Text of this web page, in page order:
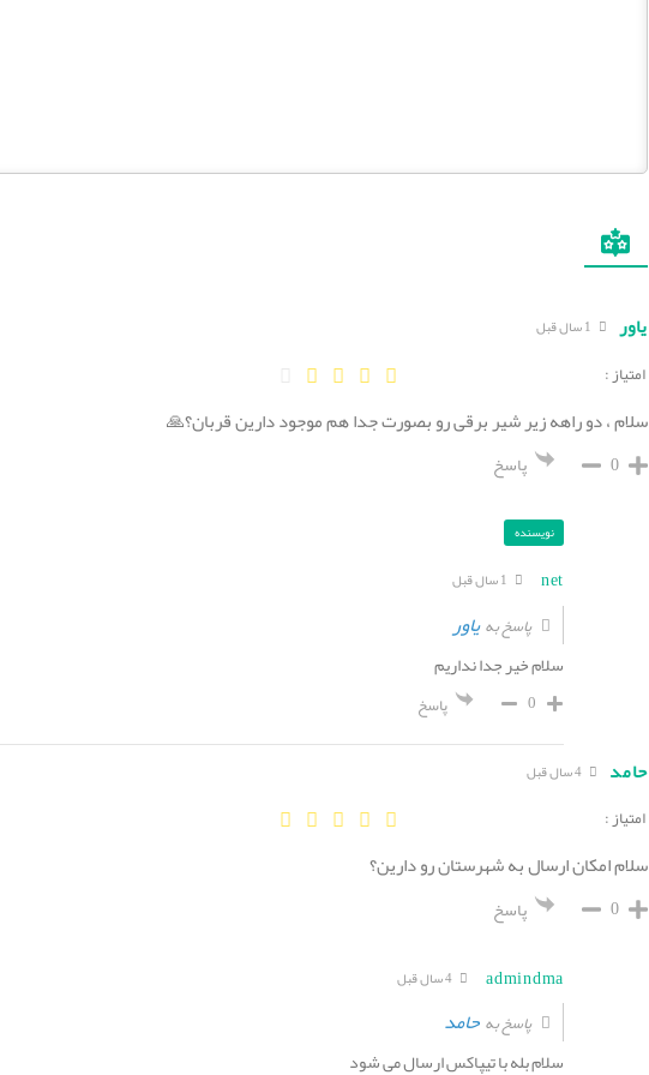
یاور
امتیاز :
سلام ، دو راهه زیر شیر برقی رو بصورت جدا هم موجود دارین قربان؟🙏
0 پاسخ
نویسنده
net
پاسخ بهیاور
سلام خیر جدا نداریم
0 پاسخ
حامد
امتیاز :
سلام امکان ارسال به شهرستان رو دارین؟
0 پاسخ
admindma
پاسخ بهحامد
سلام بله با تیپاکس ارسال می شود